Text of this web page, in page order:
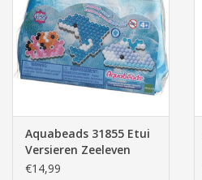
Aquabeads 31855 Etui
Versieren Zeeleven
€14,99